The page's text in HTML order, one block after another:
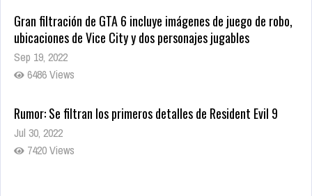
Gran filtración de GTA 6 incluye imágenes de juego de robo,
ubicaciones de Vice City y dos personajes jugables
Sep 19, 2022
6486 Views
Rumor: Se filtran los primeros detalles de Resident Evil 9
Jul 30, 2022
7420 Views